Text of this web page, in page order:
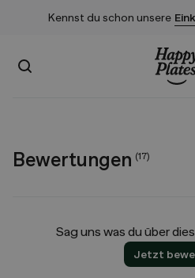
Kennst du schon unsere
Suchen
Bewertungen (17)
Sag uns was du über
Jetzt